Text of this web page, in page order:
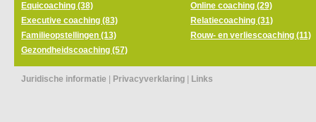
Equicoaching (38)
Executive coaching (83)
Familieopstellingen (13)
Gezondheidscoaching (57)
Online coaching (29)
Relatiecoaching (31)
Rouw- en verliescoaching (11)
Juridische informatie Privacyverklaring Links